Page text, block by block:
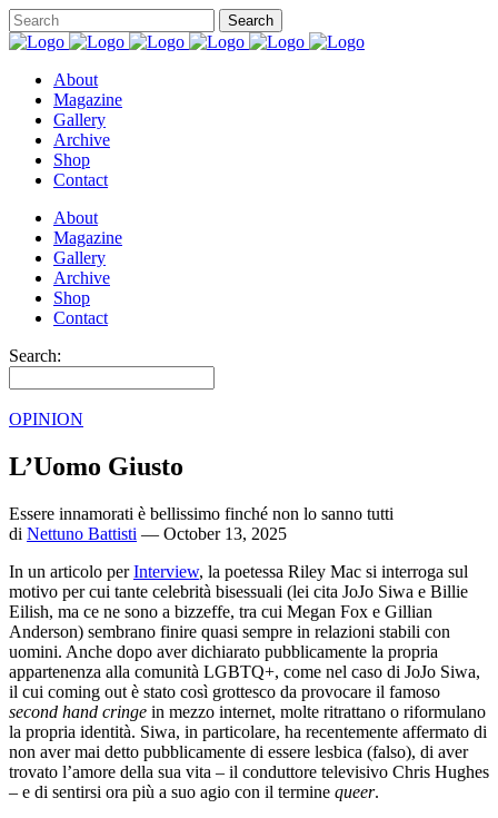
About
Magazine
Gallery
Archive
Shop
Contact
About
Magazine
Gallery
Archive
Shop
Contact
Search:
OPINION
L’Uomo Giusto
Essere innamorati è bellissimo finché non lo sanno tutti
di Nettuno Battisti — October 13, 2025
In un articolo perInterview, la poetessa Riley Mac si interroga sul
motivo per cui tante celebrità bisessuali (lei cita JoJo Siwa e Billie
Eilish, ma ce ne sono a bizzeffe, tra cui Megan Fox e Gillian
Anderson) sembrano finire quasi sempre in relazioni stabili con
uomini. Anche dopo aver dichiarato pubblicamente la propria
appartenenza alla comunità LGBTQ+, come nel caso di JoJo Siwa,
il cui coming out è stato così grottesco da provocare il famoso
second hand cringe in mezzo internet, molte ritrattano o riformulano
la propria identità. Siwa, in particolare, ha recentemente affermato di
non aver mai detto pubblicamente di essere lesbica (falso), di aver
trovato l’amore della sua vita – il conduttore televisivo Chris Hughes
– e di sentirsi ora più a suo agio con il termine queer.